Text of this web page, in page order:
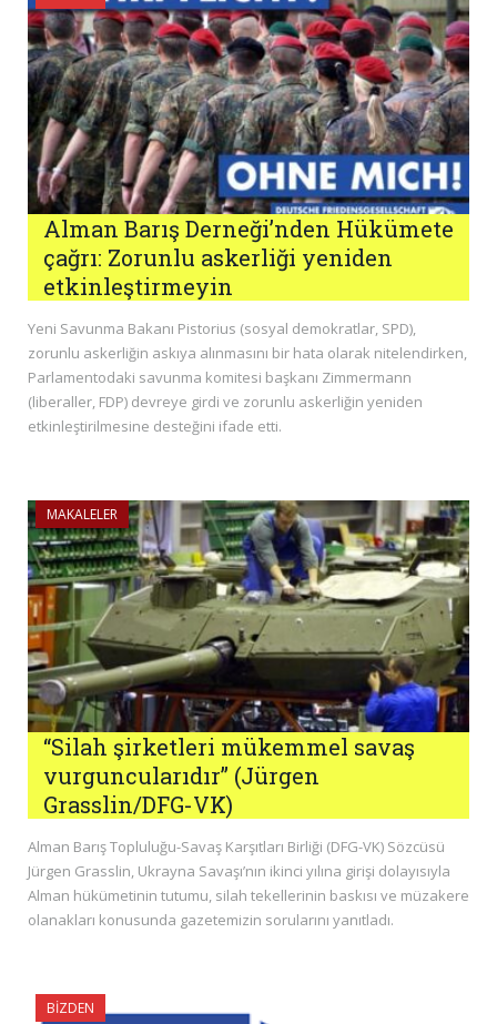
Alman Barış Derneği’nden Hükümete
çağrı: Zorunlu askerliği yeniden
etkinleştirmeyin
Yeni Savunma Bakanı Pistorius (sosyal demokratlar, SPD),
zorunlu askerliğin askıya alınmasını bir hata olarak nitelendirken,
Parlamentodaki savunma komitesi başkanı Zimmermann
(liberaller, FDP) devreye girdi ve zorunlu askerliğin yeniden
etkinleştirilmesine desteğini ifade etti.
MAKALELER
“Silah şirketleri mükemmel savaş
vurguncularıdır” (Jürgen
Grasslin/DFG-VK)
Alman Barış Topluluğu-Savaş Karşıtları Birliği (DFG-VK) Sözcüsü
Jürgen Grasslin, Ukrayna Savaşı’nın ikinci yılına girişi dolayısıyla
Alman hükümetinin tutumu, silah tekellerinin baskısı ve müzakere
olanakları konusunda gazetemizin sorularını yanıtladı.
BIZDEN